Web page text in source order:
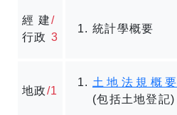
經建
行政
/
3
統計學概要
地政/1
土地法規概要
(包括土地登記)